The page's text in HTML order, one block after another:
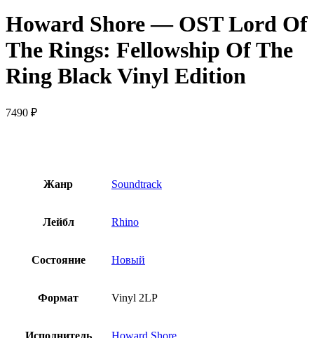
Howard Shore — OST Lord Of
The Rings: Fellowship Of The
Ring Black Vinyl Edition
7490 ₽
Жанр Soundtrack
Лейбл Rhino
Состояние Новый
Формат Vinyl 2LP
Исполнитель Howard Shore